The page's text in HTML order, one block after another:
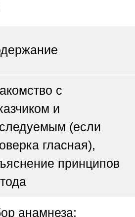
с
и
(если
гласная),
принципов
анамнеза: